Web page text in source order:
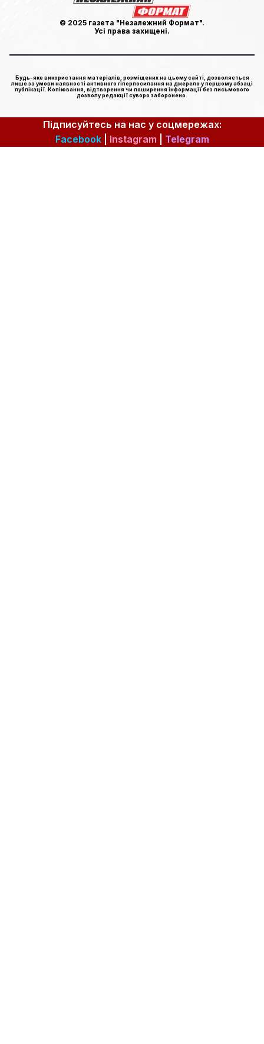
© 2025 газета "Незалежний Формат".
Усі права захищені.
Будь-яке використання матеріалів, розміщених на цьому сайті, дозволяється
лише за умови наявності активного гіперпосилання на джерело у першому абзаці
публікації. Копіювання, відтворення чи поширення інформації без письмового
дозволу редакції суворо заборонено.
Підписуйтесь на нас у соцмережах:
Facebook| Instagram Telegram